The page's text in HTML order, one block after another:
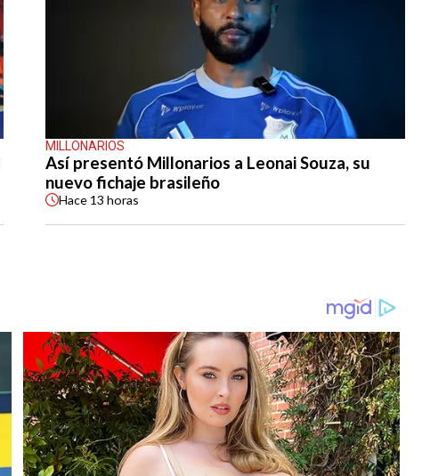
MILLONARIOS
Así presentó Millonarios a Leonai Souza, su
nuevo fichaje brasileño
Hace 13 horas